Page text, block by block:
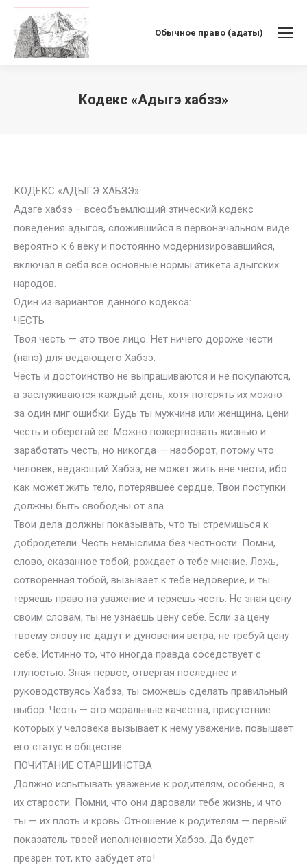
Обычное право (адаты)
Кодекс «Адыгэ хабзэ»
КОДЕКС «АДЫГЭ ХАБЗЭ»
Адэге хабзэ – всеобъемлющий этический кодекс
поведения адыгов, сложившийся в первоначальном виде
вероятно к 6 веку и постоянно модернизировавшийся,
включал в себя все основные нормы этикета адыгских
народов.
Один из вариантов данного кодекса:
ЧЕСТЬ
Твоя честь — это твое лицо. Нет ничего дороже чести
(напэ) для ведающего Хабзэ.
Честь и достоинство не выпрашиваются и не покупаются,
а заслуживаются каждый день, хотя потерять их можно
за один миг ошибки. Будь ты мужчина или женщина, цени
честь и оберегай ее. Можно пожертвовать жизнью и
заработать честь, но никогда — наоборот, потому что
человек, ведающий Хабзэ, не может жить вне чести, ибо
как может жить тело, потерявшее сердце. Твои поступки
должны быть свободны от зла.
Твои дела должны показывать, что ты стремишься к
добродетели. Честь немыслима без честности. Помни,
слово, сказанное тобой, рождает о тебе мнение. Ложь,
сотворенная тобой, вызывает к тебе недоверие, и ты
теряешь право на уважение и теряешь честь. Не зная цену
своим словам, ты не узнаешь цену себе. Если за цену
твоему слову не дадут и дуновения ветра, не требуй цену
себе. Истинно то, что иногда правда соседствует с
глупостью. Зная первое, отвергая последнее и
руководствуясь Хабзэ, ты сможешь сделать правильный
выбор. Честь — это моральные качества, присутствие
которых у человека вызывает к нему уважение, повышает
его статус в обществе.
ПОЧИТАНИЕ СТАРШИНСТВА
Должно испытывать уважение к родителям, особенно, в
их старости. Помни, что они даровали тебе жизнь, и что
ты — их плоть и кровь. Отношение к родителям — первый
показатель твоей исполненности Хабзэ. Да будет
презрен тот, кто забудет это!